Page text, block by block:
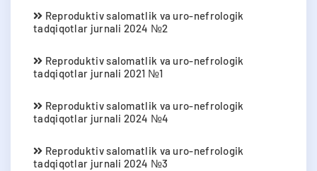
Reproduktiv salomatlik va uro-nefrologik
tadqiqotlar jurnali 2024 №2
Reproduktiv salomatlik va uro-nefrologik
tadqiqotlar jurnali 2021 №1
Reproduktiv salomatlik va uro-nefrologik
tadqiqotlar jurnali 2024 №4
Reproduktiv salomatlik va uro-nefrologik
tadqiqotlar jurnali 2024 №3